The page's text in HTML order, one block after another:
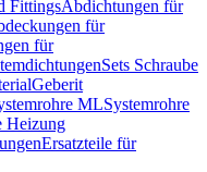
FittingsAbdichtungen für
für
für
Sets Schraube
Geberit
MLSystemrohre
Heizung
Ersatzteile für